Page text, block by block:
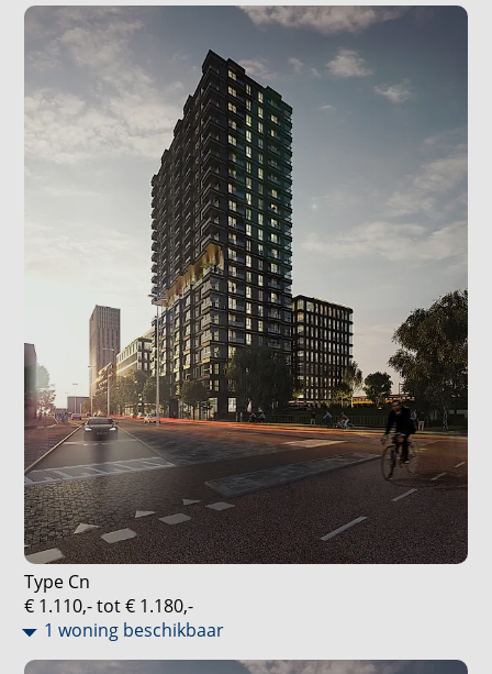
Type Cn
€ 1.110,- tot € 1.180,-
1 woning beschikbaar